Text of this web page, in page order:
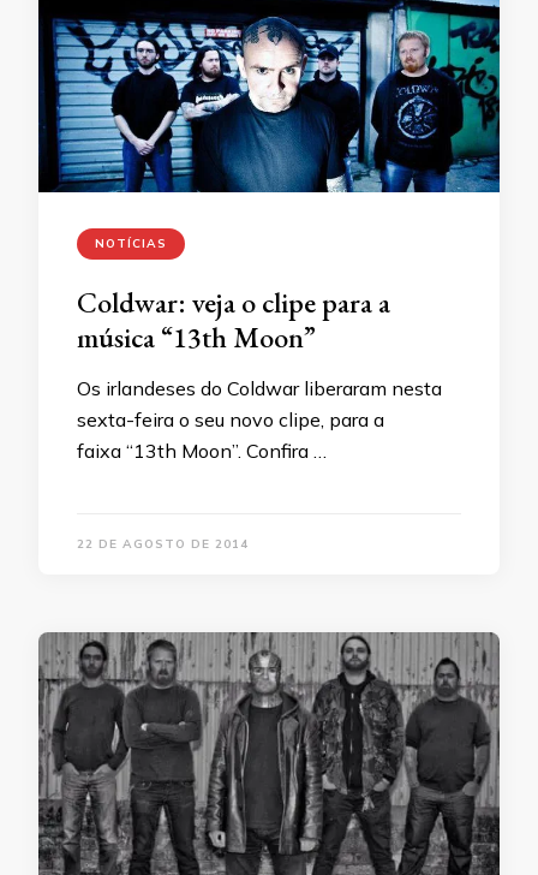
NOTÍCIAS
Coldwar: veja o clipe para a
música “13th Moon”
Os irlandeses do Coldwar liberaram nesta
sexta-feira o seu novo clipe, para a
faixa “13th Moon”. Confira …
22 DE AGOSTO DE 2014